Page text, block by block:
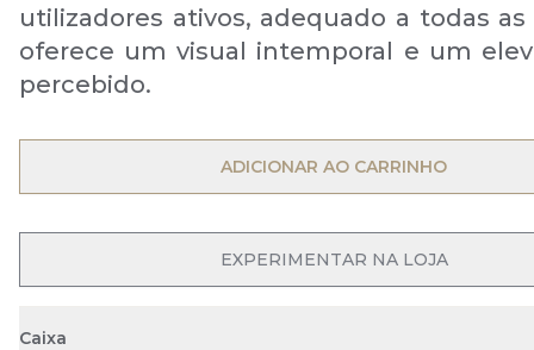
utilizadores ativos, adequado a todas as
oferece um visual intemporal e um
percebido.
OPEN MENU
ADICIONAR AO CARRINHO
EXPERIMENTAR NA LOJA
Caixa